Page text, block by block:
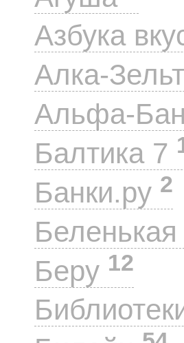
Азбука
Алка-
Альфа-
Балтика 7
Банки.ру 2
Беленькая
Беру 12